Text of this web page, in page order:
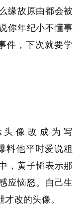
缘故原由都会被
你年纪小不懂事
件，下次就要学
头像改成为写
料他平时爱说粗
，黄子韬表示那
应恼怒。自己生
改的头像。